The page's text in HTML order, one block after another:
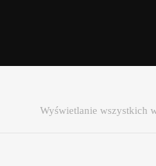
Wyświetlanie wszystkich